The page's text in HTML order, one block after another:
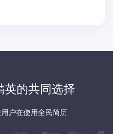
英的共同选择
户在使用全民简历